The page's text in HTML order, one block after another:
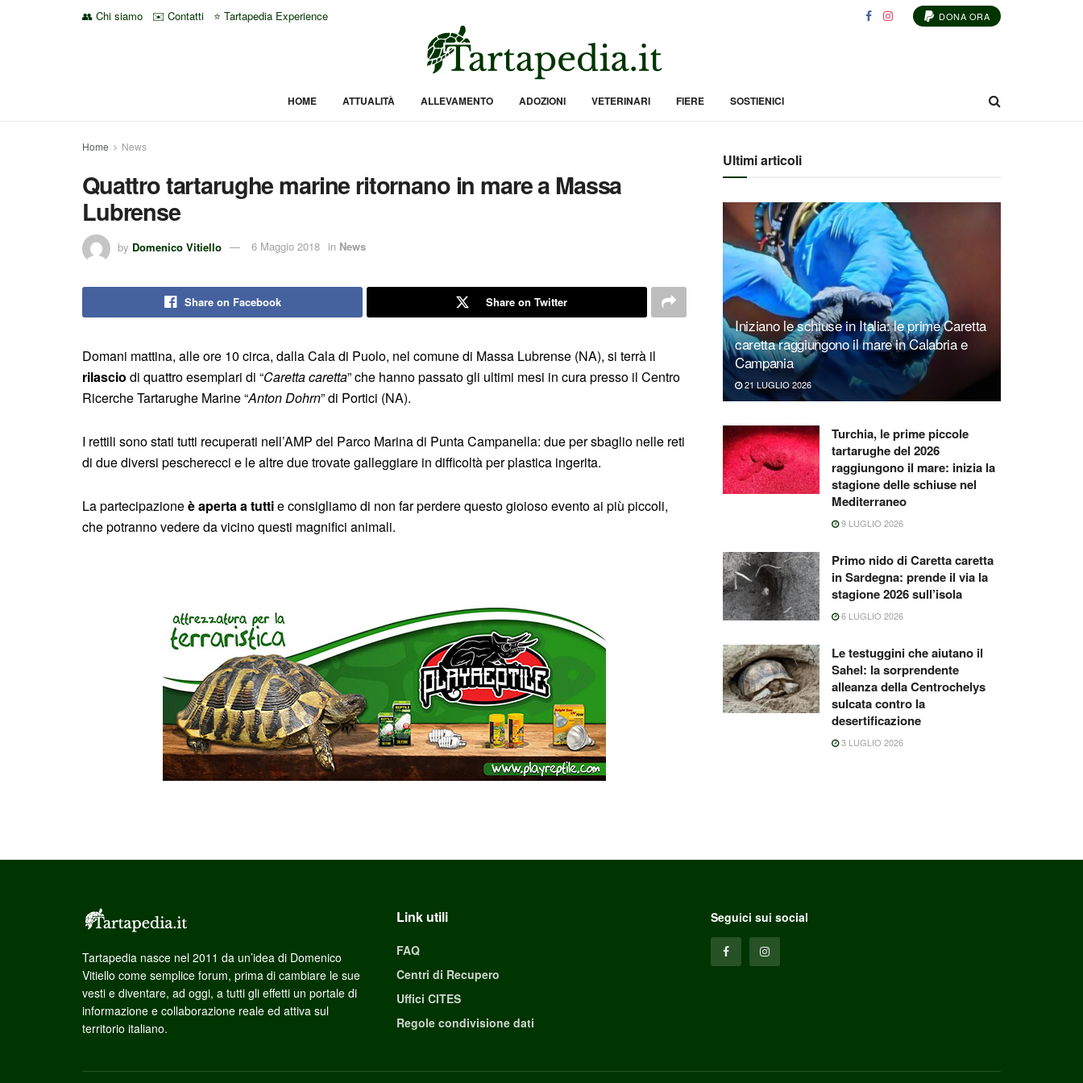
👥 Chi siamo ✉️ Contatti ⭐ Tartapedia Experience DONA ORA
HOME ATTUALITÀ ALLEVAMENTO ADOZIONI VETERINARI FIERE SOSTIENICI
Home News
Quattro tartarughe marine ritornano in mare a Massa
Lubrense
by Domenico Vitiello 6 Maggio 2018 in News
Share on Facebook Share on Twitter
Domani mattina, alle ore 10 circa, dalla Cala di Puolo, nel comune di Massa Lubrense (NA), si terrà il
rilascio di quattro esemplari di “Caretta caretta” che hanno passato gli ultimi mesi in cura presso il Centro
Ricerche Tartarughe Marine “Anton Dohrn” di Portici (NA).
I rettili sono stati tutti recuperati nell’AMP del Parco Marina di Punta Campanella: due per sbaglio nelle reti
di due diversi pescherecci e le altre due trovate galleggiare in difficoltà per plastica ingerita.
La partecipazioneè aperta a tuttie consigliamo di non far perdere questo gioioso evento ai più piccoli,
che potranno vedere da vicino questi magnifici animali.
Ultimi articoli
Iniziano le schiuse in Italia: le prime Caretta
caretta raggiungono il mare in Calabria e
Campania
21 LUGLIO 2026
Turchia, le prime piccole
tartarughe del 2026
raggiungono il mare: inizia la
stagione delle schiuse nel
Mediterraneo
9 LUGLIO 2026
Primo nido di Caretta caretta
in Sardegna: prende il via la
stagione 2026 sull’isola
6 LUGLIO 2026
Le testuggini che aiutano il
Sahel: la sorprendente
alleanza della Centrochelys
sulcata contro la
desertificazione
3 LUGLIO 2026
Tartapedia nasce nel 2011 da un’idea di Domenico
Vitiello come semplice forum, prima di cambiare le sue
vesti e diventare, ad oggi, a tutti gli effetti un portale di
informazione e collaborazione reale ed attiva sul
territorio italiano.
Link utili
FAQ
Centri di Recupero
Uffici CITES
Regole condivisione dati
Seguici sui social